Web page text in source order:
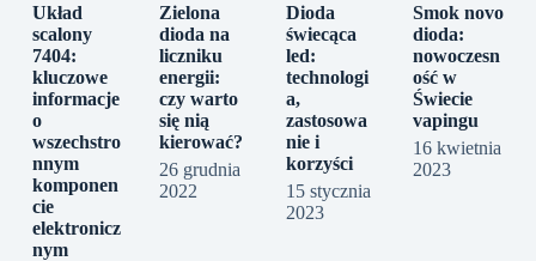
Układ
scalony
7404:
kluczowe
informacje
o
wszechstro
nnym
komponen
cie
elektronicz
nym
Zielona
dioda na
liczniku
energii:
czy warto
się nią
kierować?
26 grudnia
2022
Dioda
świecąca
led:
technologi
a,
zastosowa
nie i
korzyści
15 stycznia
2023
Smok novo
dioda:
nowoczesn
ość w
Świecie
vapingu
16 kwietnia
2023